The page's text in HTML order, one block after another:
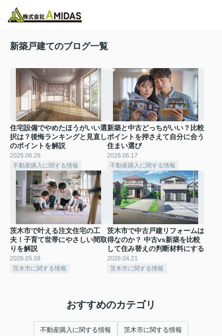
新築戸建てのブログ一覧
住宅設備でやめたほうがいい選
択は？後悔ランキングと見直し
のポイントを解説
2026.06.28
不動産購入に関する情報
新築と中古どっちがいい？比較
ポイントを押さえて自分に合う
住まい選び
2026.06.17
不動産購入に関する情報
茨木市で叶える注文住宅の工
夫！子育て世帯にやさしい間取
りを解説
2026.05.08
茨木市に関する情報
茨木市で中古戸建リフォームは
得なのか？ 中古vs新築を比較
して住み替えの判断材料にする
2026.04.21
茨木市に関する情報
おすすめのカテゴリ
不動産購入に関する情報 茨木市に関する情報